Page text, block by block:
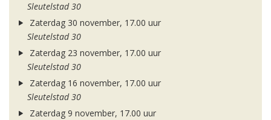
Sleutelstad 30
Zaterdag 30 november, 17.00 uur
Sleutelstad 30
Zaterdag 23 november, 17.00 uur
Sleutelstad 30
Zaterdag 16 november, 17.00 uur
Sleutelstad 30
Zaterdag 9 november, 17.00 uur